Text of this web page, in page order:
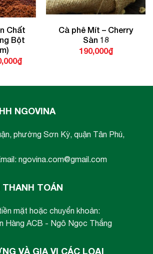
Chất
Bột
₫Giá
là:
Cà phê Mít – Cherry
Sàn 18
190,000₫
NGOVINA
phường Sơn Kỳ, quận Tân Phú,
ngovina.com@gmail.com
TOÁN
mặt hoặc chuyển khoản:
Hàng ACB - Ngô Ngọc Thắng
VÀ GIA VỊ CÁC LOẠI